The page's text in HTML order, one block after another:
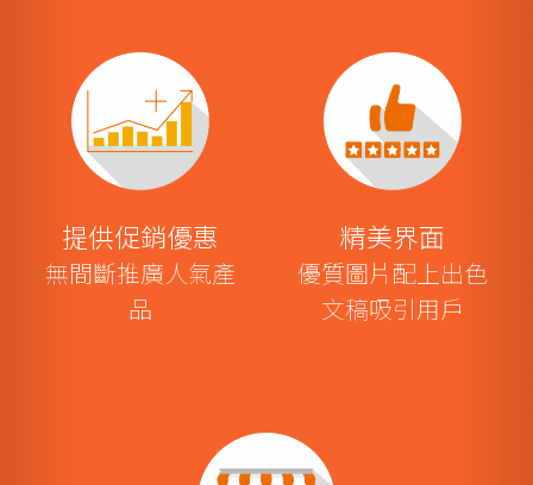
提供促銷優惠
無間斷推廣人氣產
品
精美界面
優質圖片配上出色
文稿吸引用戶